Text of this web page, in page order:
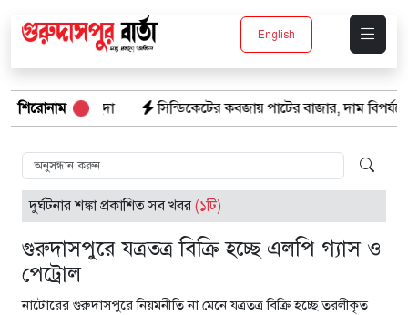
English
শিরোনাম
নৌকার চাহিদা সিন্ডিকেটের কবজায় পাটের বাজার, দাম বিপর্যয়ে
দুর্ঘটনার শঙ্কা প্রকাশিত সব খবর (১টি)
গুরুদাসপুরে যত্রতত্র বিক্রি হচ্ছে এলপি গ্যাস ও
পেট্রোল
নাটোরের গুরুদাসপুরে নিয়মনীতি না মেনে যত্রতত্র বিক্রি হচ্ছে তরলীকৃত